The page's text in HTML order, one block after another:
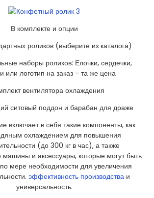
В комплекте и опции
роликов (выберите из каталога)
наборы роликов: Елочки, сердечки,
или логотип на заказ - та же цена
вентилятора охлаждения
ситовый поддон и барабан для драже
включает в себя такие компоненты, как
охлаждением для повышения
(до 300 кг в час), а также
и аксессуары, которые могут быть
мере необходимости для увеличения
эффективность производстваи
универсальность.